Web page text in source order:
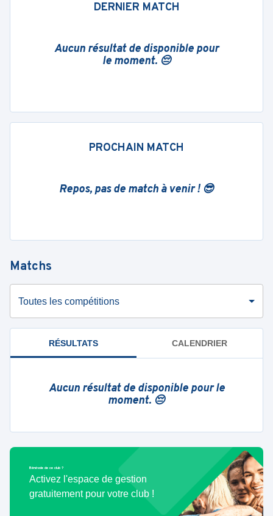
DERNIER MATCH
Aucun résultat de disponible pour
le moment. 😔
PROCHAIN MATCH
Repos, pas de match à venir ! 😎
Matchs
Toutes les compétitions
RÉSULTATS CALENDRIER
Aucun résultat de disponible pour le
moment. 😔
Bénévole de ce club ?
Activez l'espace de gestion
gratuitement pour votre club !